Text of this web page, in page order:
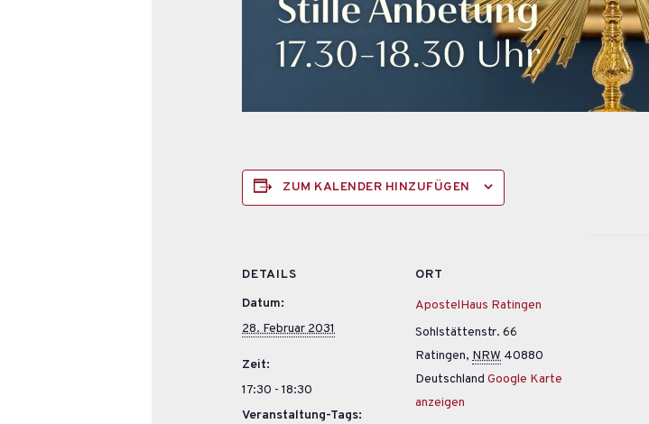
ZUM KALENDER HINZUFÜGEN
DETAILS
Datum:
28. Februar 2031
Zeit:
17:30 - 18:30
Veranstaltung-Tags:
ORT
ApostelHaus Ratingen
Sohlstättenstr. 66
Ratingen, NRW 40880
Deutschland Google Karte
anzeigen